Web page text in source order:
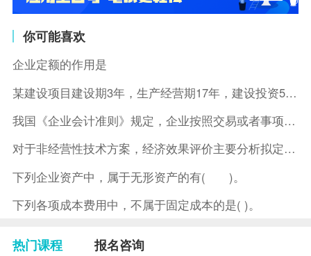
你可能喜欢
企业定额的作用是
某建设项目建设期3年，生产经营期17年，建设投资5500万元
我国《企业会计准则》规定，企业按照交易或者事项的经济特征确定
对于非经营性技术方案，经济效果评价主要分析拟定方案的( )。
下列企业资产中，属于无形资产的有( )。
下列各项成本费用中，不属于固定成本的是( )。
热门课程 报名咨询